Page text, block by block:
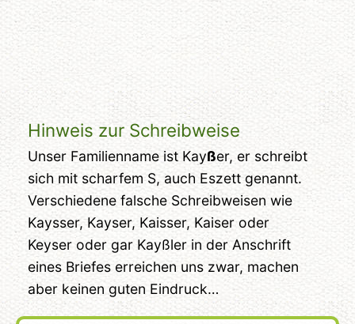
Hinweis zur Schreibweise
Unser Familienname ist Kayßer, er schreibt
sich mit scharfem S, auch Eszett genannt.
Verschiedene falsche Schreibweisen wie
Kaysser, Kayser, Kaisser, Kaiser oder
Keyser oder gar Kayßler in der Anschrift
eines Briefes erreichen uns zwar, machen
aber keinen guten Eindruck…